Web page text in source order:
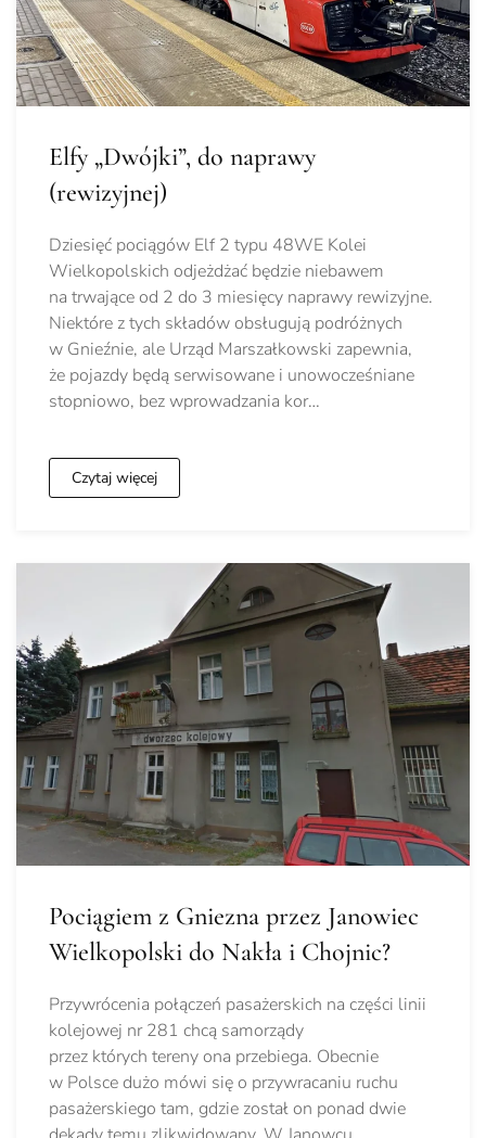
Elfy „Dwójki”, do naprawy
(rewizyjnej)
Dziesięć pociągów Elf 2 typu 48WE Kolei
Wielkopolskich odjeżdżać będzie niebawem
na trwające od 2 do 3 miesięcy naprawy rewizyjne.
Niektóre z tych składów obsługują podróżnych
w Gnieźnie, ale Urząd Marszałkowski zapewnia,
że pojazdy będą serwisowane i unowocześniane
stopniowo, bez wprowadzania kor…
Czytaj więcej
Pociągiem z Gniezna przez Janowiec
Wielkopolski do Nakła i Chojnic?
Przywrócenia połączeń pasażerskich na części linii
kolejowej nr 281 chcą samorządy
przez których tereny ona przebiega. Obecnie
w Polsce dużo mówi się o przywracaniu ruchu
pasażerskiego tam, gdzie został on ponad dwie